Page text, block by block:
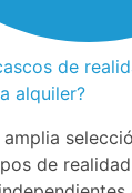
de
alquiler?
amplia
de